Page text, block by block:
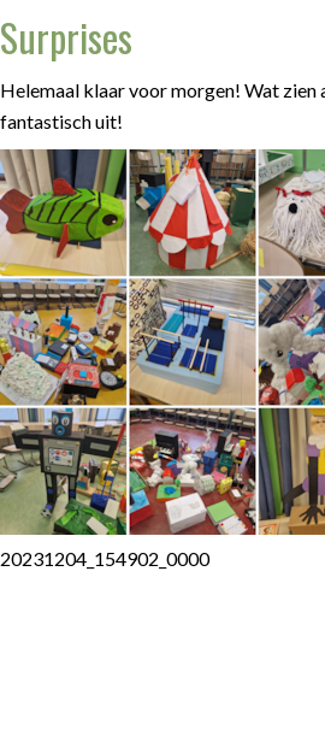
Surprises
Helemaal klaar voor morgen! Wat zien
fantastisch uit!
20231204_154902_0000